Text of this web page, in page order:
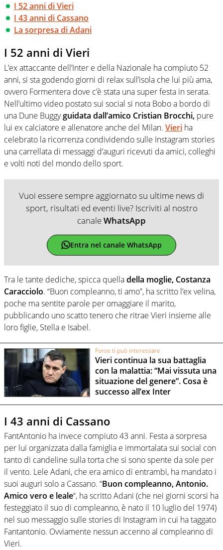
I 52 anni di Vieri
I 43 anni di Cassano
La sorpresa di Adani
I 52 anni di Vieri
L’ex attaccante dell’Inter e della Nazionale ha compiuto 52
anni, si sta godendo giorni di relax sull’isola che lui più ama,
ovvero Formentera dove c’è stata una super festa in serata.
Nell’ultimo video postato sui social si nota Bobo a bordo di
una Dune Buggyguidata dall’amico Cristian Brocchi, pure
lui ex calciatore e allenatore anche del Milan. Vieri ha
celebrato la ricorrenza condividendo sulle Instagram stories
una carrellata di messaggi d’auguri ricevuti da amici, colleghi
e volti noti del mondo dello sport.
Vuoi essere sempre aggiornato su ultime news di
sport, risultati ed eventi live? Iscriviti al nostro
canaleWhatsApp
Entra nel canale WhatsApp
Tra le tante dediche, spicca quelladella moglie, Costanza
Caracciolo. “Buon compleanno, ti amo”, ha scritto l’ex velina,
poche ma sentite parole per omaggiare il marito,
pubblicando uno scatto tenero che ritrae Vieri insieme alle
loro figlie, Stella e Isabel.
Forse ti può interessare
Vieri continua la sua battaglia
con la malattia: “Mai vissuta una
situazione del genere”. Cosa è
successo all’ex Inter
I 43 anni di Cassano
FantAntonio ha invece compiuto 43 anni. Festa a sorpresa
per lui organizzata dalla famiglia e immortalata sui social con
tanto di candeline sulla torta che si sono spente da sole per
il vento. Lele Adani, che era amico di entrambi, ha mandato i
suoi auguri solo a Cassano. “Buon compleanno, Antonio.
Amico vero e leale“, ha scritto Adani (che nei giorni scorsi ha
festeggiato il suo di compleanno, è nato il 10 luglio del 1974)
nel suo messaggio sulle stories di Instagram in cui ha taggato
Fantantonio. Ovviamente nessun accenno al compleanno di
Vieri.